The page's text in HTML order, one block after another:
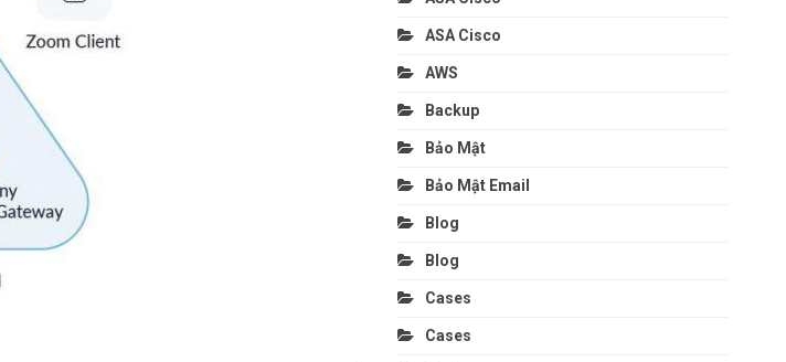
ASA Cisco
AWS
Backup
Bảo Mật
Bảo Mật Email
Blog
Blog
Cases
Cases